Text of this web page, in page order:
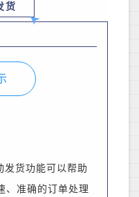
货
发货功能可以帮助
、准确的订单处理